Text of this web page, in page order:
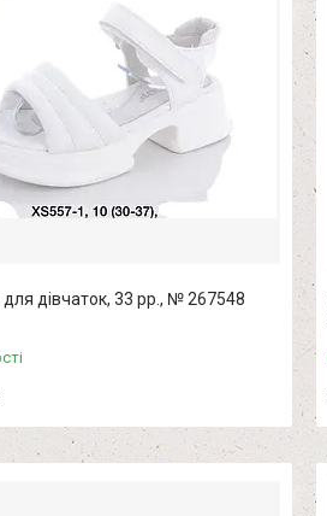
для дівчаток, 33 рр., № 267548